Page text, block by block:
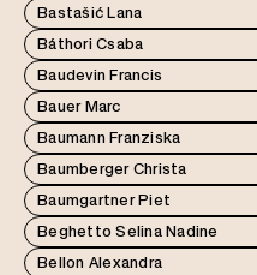
Bastašić Lana
Báthori Csaba
Baudevin Francis
Bauer Marc
Baumann Franziska
Baumberger Christa
Baumgartner Piet
Beghetto Selina Nadine
Bellon Alexandra